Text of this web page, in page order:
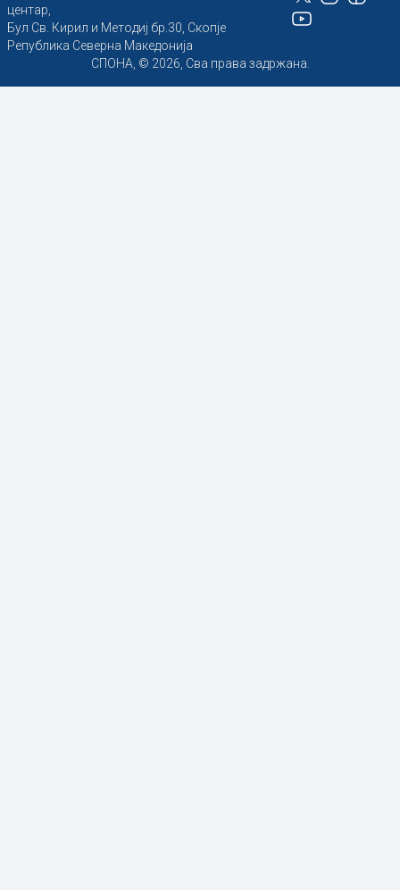
центар,
Бул Св. Кирил и Методиј бр.30, Скопје
Република Северна Македонија
СПОНА, © 2026, Сва права задржана.